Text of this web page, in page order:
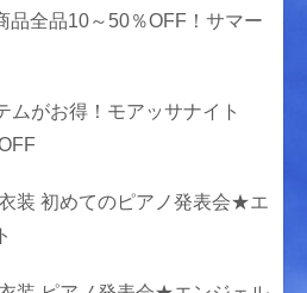
品全品10～50％OFF！サマー
ムがお得！モアッサナイト
装 初めてのピアノ発表会★エ